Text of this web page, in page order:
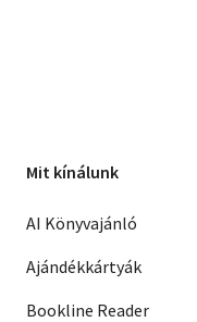
Mit kínálunk
AI Könyvajánló
Ajándékkártyák
Bookline Reader